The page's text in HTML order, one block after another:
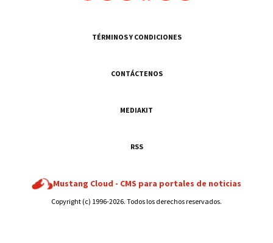
TÉRMINOS Y CONDICIONES
CONTÁCTENOS
MEDIAKIT
RSS
Mustang Cloud - CMS para portales de noticias
Copyright (c) 1996-2026. Todos los derechos reservados.